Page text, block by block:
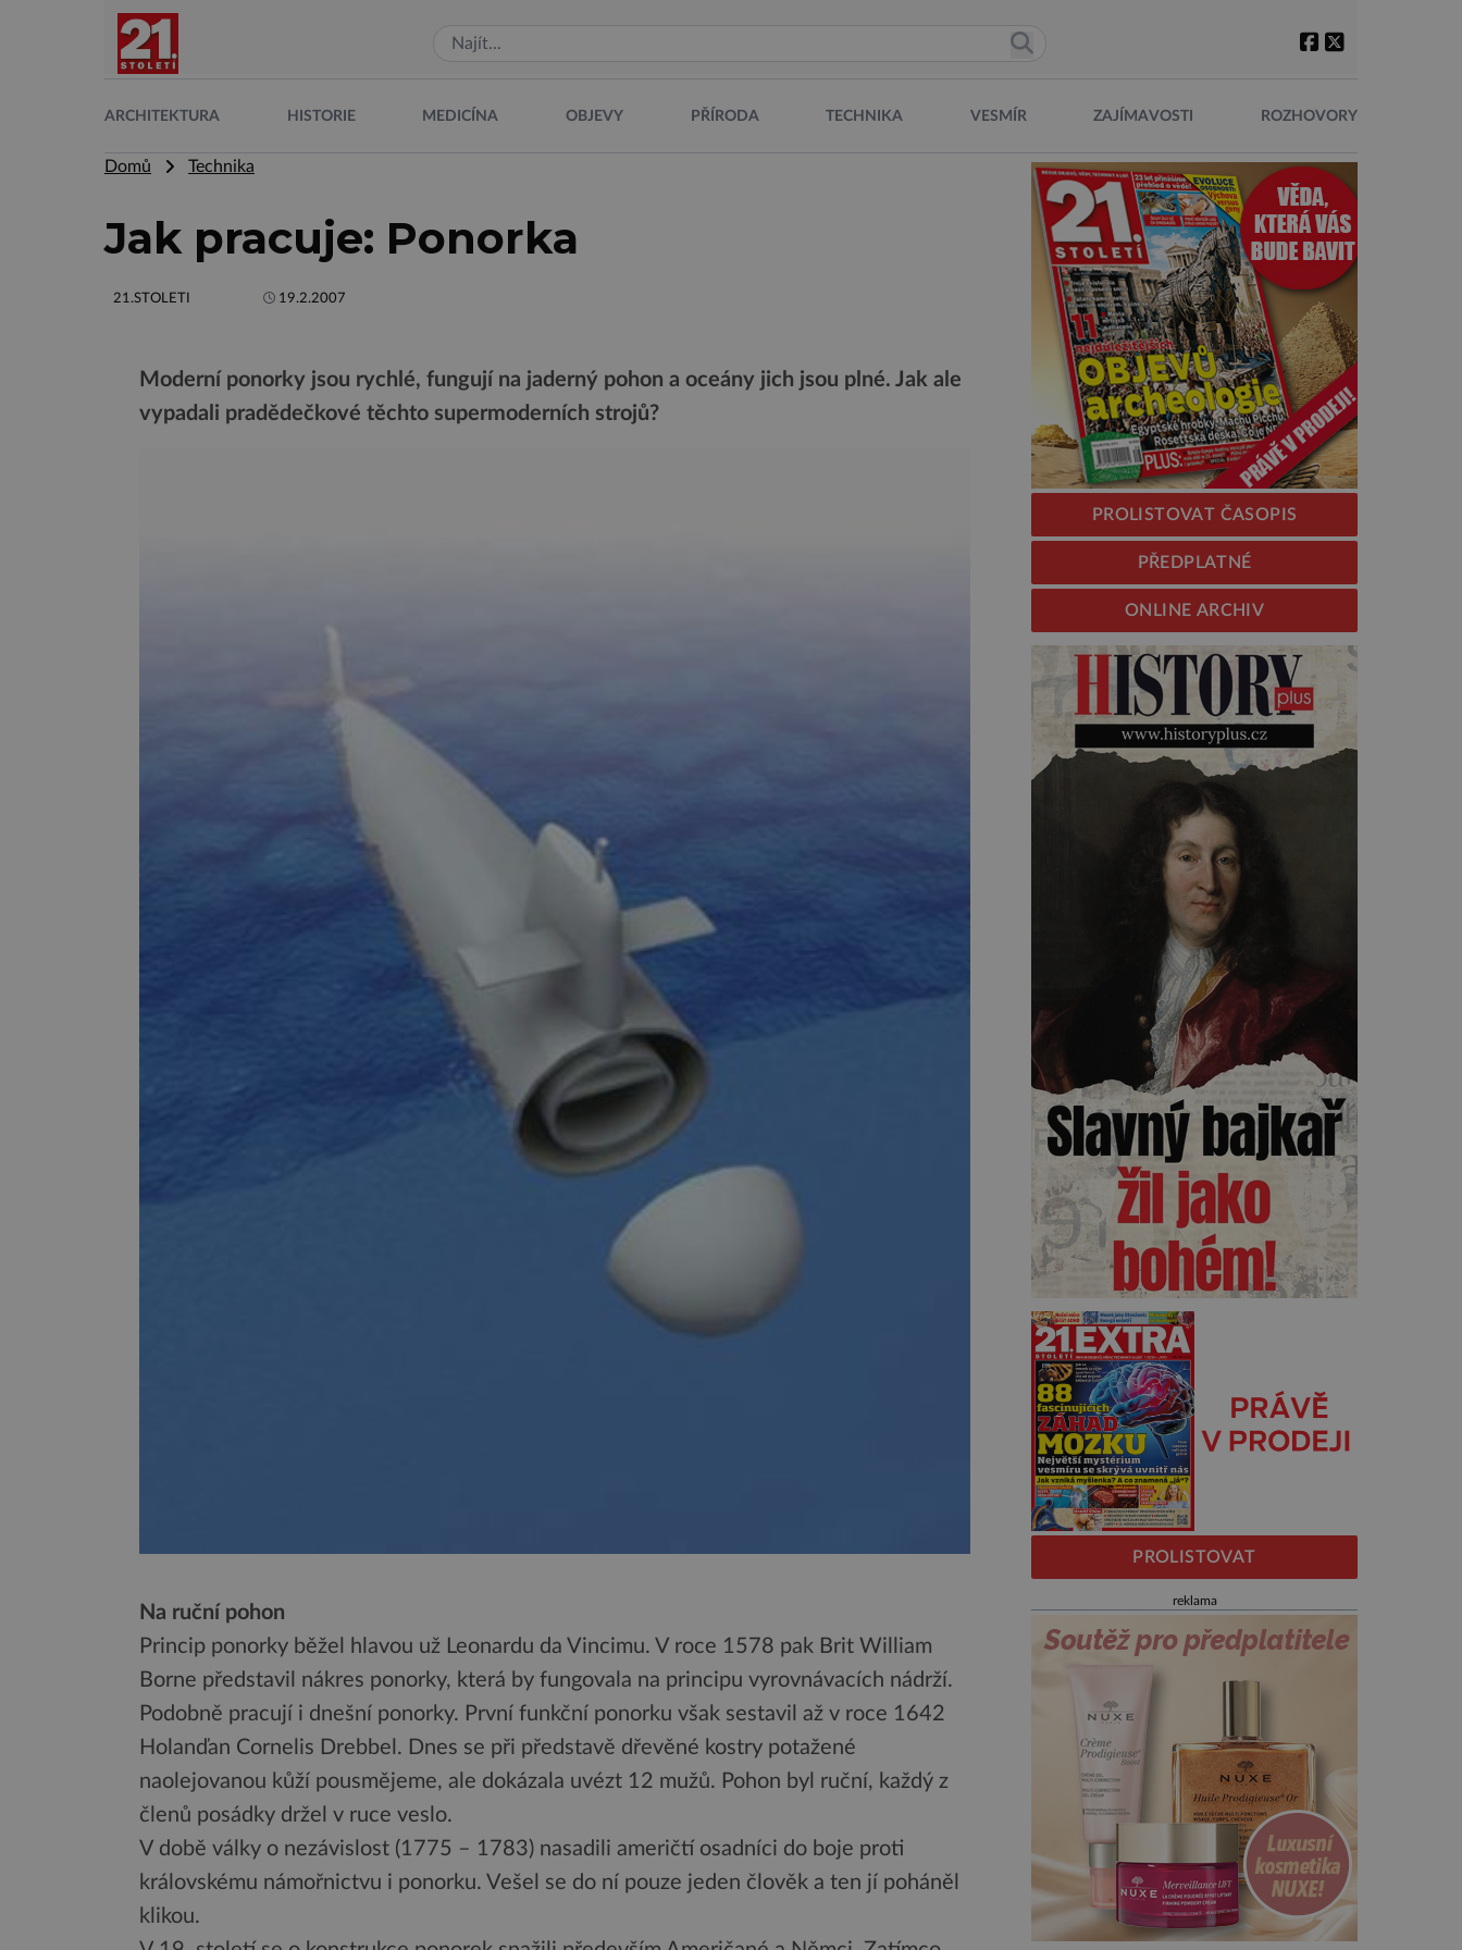
ARCHITEKTURA HISTORIE MEDICÍNA OBJEVY PŘÍRODA TECHNIKA VESMÍR ZAJÍMAVOSTI ROZHOVORY
Domů Technika
Jak pracuje: Ponorka
21.STOLETI 19.2.2007
Moderní ponorky jsou rychlé, fungují na jaderný pohon a oceány jich jsou plné. Jak ale
vypadali pradědečkové těchto supermoderních strojů?
Na ruční pohon
Princip ponorky běžel hlavou už Leonardu da Vincimu. V roce 1578 pak Brit William
Borne představil nákres ponorky, která by fungovala na principu vyrovnávacích nádrží.
Podobně pracují i dnešní ponorky. První funkční ponorku však sestavil až v roce 1642
Holanďan Cornelis Drebbel. Dnes se při představě dřevěné kostry potažené
naolejovanou kůží pousmějeme, ale dokázala uvézt 12 mužů. Pohon byl ruční, každý z
členů posádky držel v ruce veslo.
V době války o nezávislost (1775 – 1783) nasadili američtí osadníci do boje proti
královskému námořnictvu i ponorku. Vešel se do ní pouze jeden člověk a ten jí poháněl
klikou.
PROLISTOVAT ČASOPIS
PŘEDPLATNÉ
ONLINE ARCHIV
PROLISTOVAT
reklama